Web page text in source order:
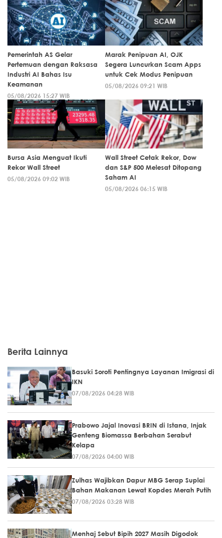
Pemerintah AS Gelar
Pertemuan dengan Raksasa
Industri AI Bahas Isu
Keamanan
05/08/2026 15:27 WIB
Marak Penipuan AI, OJK
Segera Luncurkan Scam Apps
untuk Cek Modus Penipuan
05/08/2026 09:21 WIB
Bursa Asia Menguat Ikuti
Rekor Wall Street
05/08/2026 09:02 WIB
Wall Street Cetak Rekor, Dow
dan S&P 500 Melesat Ditopang
Saham AI
05/08/2026 06:15 WIB
Berita Lainnya
Basuki Soroti Pentingnya Layanan Imigrasi di
IKN
07/08/2026 04:28 WIB
Prabowo Jajal Inovasi BRIN di Istana, Injak
Genteng Biomassa Berbahan Serabut
Kelapa
07/08/2026 04:00 WIB
Zulhas Wajibkan Dapur MBG Serap Suplai
Bahan Makanan Lewat Kopdes Merah Putih
07/08/2026 03:28 WIB
Menhaj Sebut Bipih 2027 Masih Digodok